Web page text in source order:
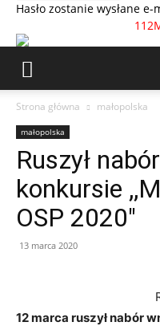
Hasło zostanie wysłane e-
Strona główna małopolska
małopolska
Ruszył
konkursie
OSP 2020″
13 marca 2020
12 marca ruszył nabór